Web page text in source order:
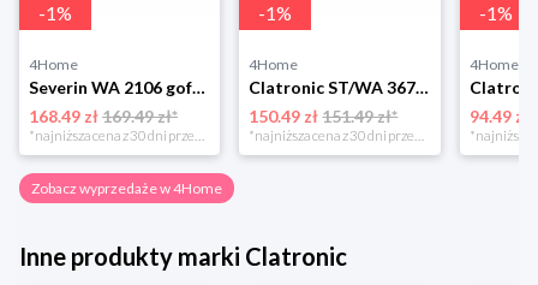
-1%
4Home
Severin WA 2106 gofrownica duo, czarny
168.49 zł169.49 zł*
-1%
4Home
Clatronic ST/WA 3670 Opiekacz do kanapek
150.49 zł 151.49 zł*
-1%
4Home
94.49 zł
Zobacz wyprzedaże w 4Home
Inne produkty marki Clatronic